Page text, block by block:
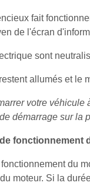
fait
de l'écran
sont
allumés et le
votre
démarrage sur la
fonctionnement
du
moteur. Si la